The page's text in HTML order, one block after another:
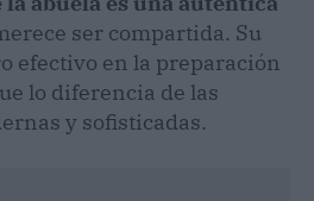
ser compartida. Su
efectivo en la preparación
lo diferencia de las
y sofisticadas.